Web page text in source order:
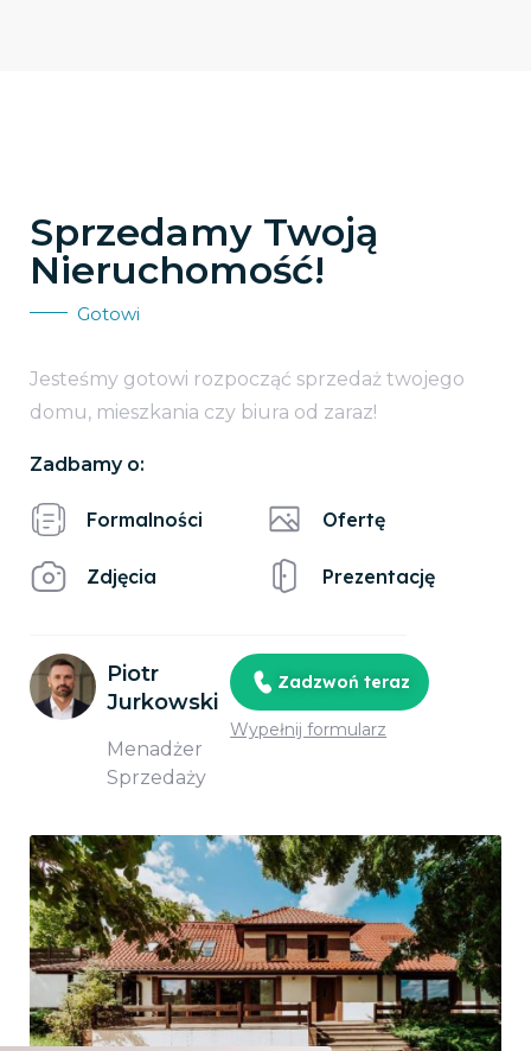
Sprzedamy Twoją
Nieruchomość!
Gotowi
Jesteśmy gotowi rozpocząć sprzedaż twojego
domu, mieszkania czy biura od zaraz!
Zadbamy o:
Formalności
Zdjęcia
Ofertę
Prezentację
Piotr
Jurkowski
Menadżer
Sprzedaży
Zadzwoń teraz
Wypełnij formularz